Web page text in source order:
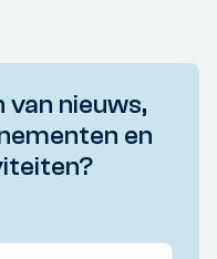
van nieuws,
en